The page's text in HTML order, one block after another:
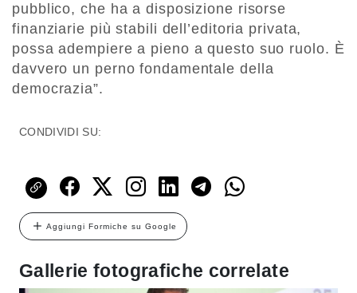
pubblico, che ha a disposizione risorse
finanziarie più stabili dell’editoria privata,
possa adempiere a pieno a questo suo ruolo. È
davvero un perno fondamentale della
democrazia”.
CONDIVIDI SU:
Aggiungi Formiche su Google
Gallerie fotografiche correlate